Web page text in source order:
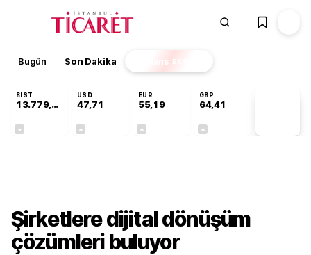
Bugün Son Dakika Finans EKSTRA
BIST
13.779,39
USD
47,71
EUR
55,19
GBP
64,41
Şirketlere dijital dönüşüm
çözümleri buluyor